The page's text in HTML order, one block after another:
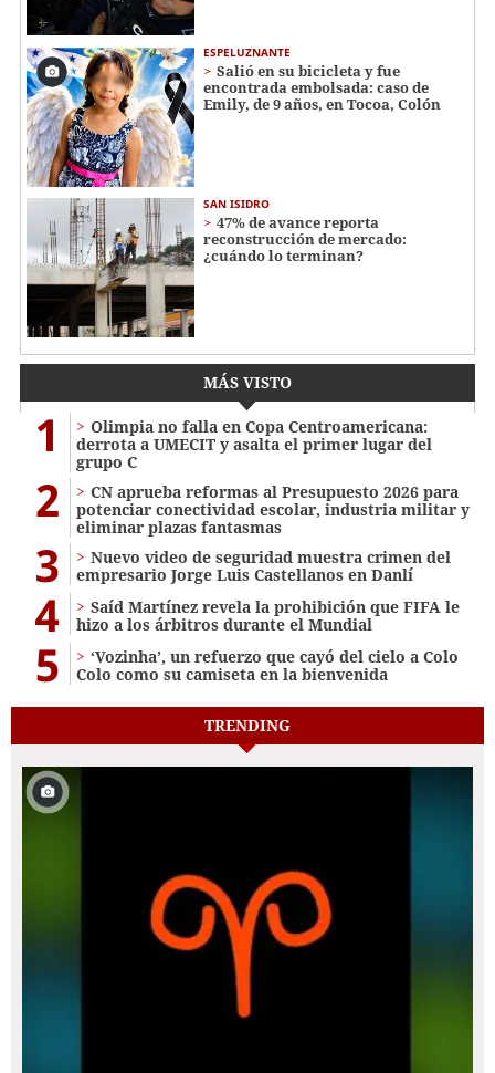
ESPELUZNANTE
Salió en su bicicleta y fue
encontrada embolsada: caso de
Emily, de 9 años, en Tocoa, Colón
SAN ISIDRO
47% de avance reporta
reconstrucción de mercado:
¿cuándo lo terminan?
MÁS VISTO
1
Olimpia no falla en Copa Centroamericana:
derrota a UMECIT y asalta el primer lugar del
grupo C
2
CN aprueba reformas al Presupuesto 2026 para
potenciar conectividad escolar, industria militar y
eliminar plazas fantasmas
3
Nuevo video de seguridad muestra crimen del
empresario Jorge Luis Castellanos en Danlí
4
Saíd Martínez revela la prohibición que FIFA le
hizo a los árbitros durante el Mundial
5
‘Vozinha’, un refuerzo que cayó del cielo a Colo
Colo como su camiseta en la bienvenida
TRENDING